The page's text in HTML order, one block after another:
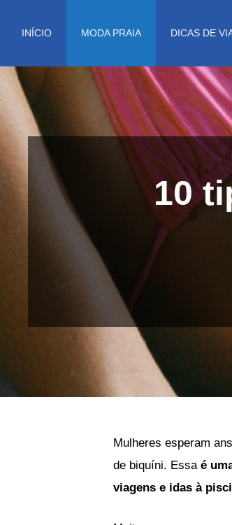
conteúdo
INÍCIO MODA PRAIA DICAS DE
10
Mulheres esperam
de biquíni. Essa é
viagens e idas à